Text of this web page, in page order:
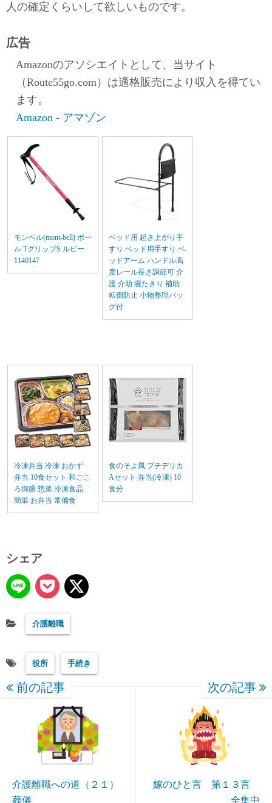
人の確定くらいして欲しいものです。
広告
Amazonのアソシエイトとして、当サイト
（Route55go.com）は適格販売により収入を得てい
ます。
Amazon - アマゾン
モンベル(mont-bell) ポー
ル TグリップS ルビー
1140147
ベッド用 起き上がり手
すり ベッド用手すり ベ
ッドアーム ハンドル高
度レール長さ調節可 介
護 介助 寝たきり 補助
転倒防止 小物整理バッ
グ付
冷凍弁当 冷凍 おかず
弁当 10食セット 和ごこ
ろ御膳 惣菜 冷凍食品
簡単 お弁当 常備食
食のそよ風 プチデリカ
Aセット 弁当(冷凍) 10
食分
シェア
介護離職
役所 手続き
前の記事
介護離職への道（２１）
葬儀
次の記事
嫁のひと言 第１３言
全集中